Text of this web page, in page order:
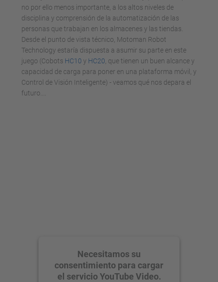
no por ello menos importante, a los altos niveles de
disciplina y comprensión de la automatización de las
personas que trabajan en los almacenes y las tiendas.
Desde el punto de vista técnico, Motoman Robot
Technology estaría dispuesta a asumir su parte en este
juego (Cobots HC10 y HC20 , que tienen un buen alcance y
capacidad de carga para poner en una plataforma móvil, y
Control de Visión Inteligente) - veamos qué nos depara el
futuro....
Necesitamos su
consentimiento para cargar
el servicio YouTube Video.